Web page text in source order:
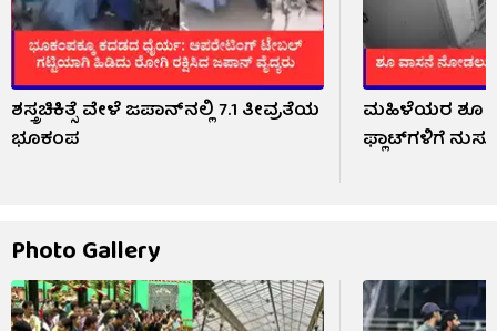
ಶಸ್ತ್ರಚಿಕಿತ್ಸೆ ವೇಳೆ ಜಪಾನ್​​ನಲ್ಲಿ 7.1 ತೀವ್ರತೆಯ
ಭೂಕಂಪ
ಮಹಿಳೆಯರ ಶೂ
ಫ್ಲಾಟ್‌ಗಳಿಗೆ
Photo Gallery